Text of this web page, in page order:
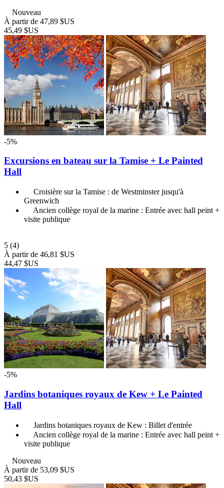
Nouveau
À partir de 47,89 $US
45,49 $US
-5%
Excursions en bateau sur la Tamise + Le Painted
Hall
Croisière sur la Tamise : de Westminster jusqu'à
Greenwich
Ancien collège royal de la marine : Entrée avec hall peint +
visite publique
5 (4)
À partir de 46,81 $US
44,47 $US
-5%
Jardins botaniques royaux de Kew + Le Painted
Hall
Jardins botaniques royaux de Kew : Billet d'entrée
Ancien collège royal de la marine : Entrée avec hall peint +
visite publique
Nouveau
À partir de 53,09 $US
50,43 $US